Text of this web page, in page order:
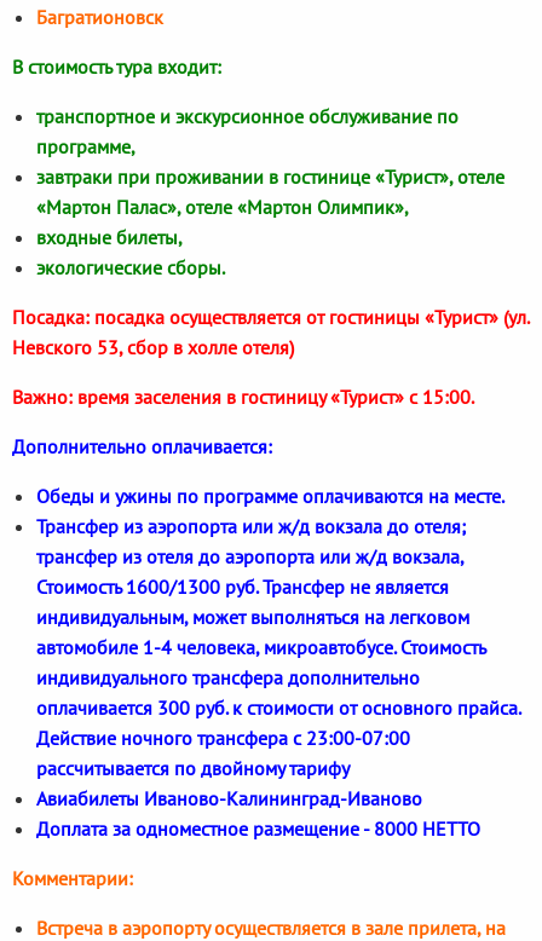
Багратионовск
В стоимость тура входит:
транспортное и экскурсионное обслуживание по
программе,
завтраки при проживании в гостинице «Турист», отеле
«Мартон Палас», отеле «Мартон Олимпик»,
входные билеты,
экологические сборы.
Посадка: посадка осуществляется от гостиницы «Турист» (ул.
Невского 53, сбор в холле отеля)
Важно: время заселения в гостиницу «Турист» с 15:00.
Дополнительно оплачивается:
Обеды и ужины по программе оплачиваются на месте.
Трансфер из аэропорта или ж/д вокзала до отеля;
трансфер из отеля до аэропорта или ж/д вокзала,
Стоимость 1600/1300 руб. Трансфер не является
индивидуальным, может выполняться на легковом
автомобиле 1-4 человека, микроавтобусе. Стоимость
индивидуального трансфера дополнительно
оплачивается 300 руб. к стоимости от основного прайса.
Действие ночного трансфера с 23:00-07:00
рассчитывается по двойному тарифу
Авиабилеты Иваново-Калининград-Иваново
Доплата за одноместное размещение - 8000 НЕТТО
Комментарии:
Встреча в аэропорту осуществляется в зале прилета, на